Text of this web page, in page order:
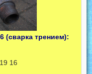
(сварка трением):
16